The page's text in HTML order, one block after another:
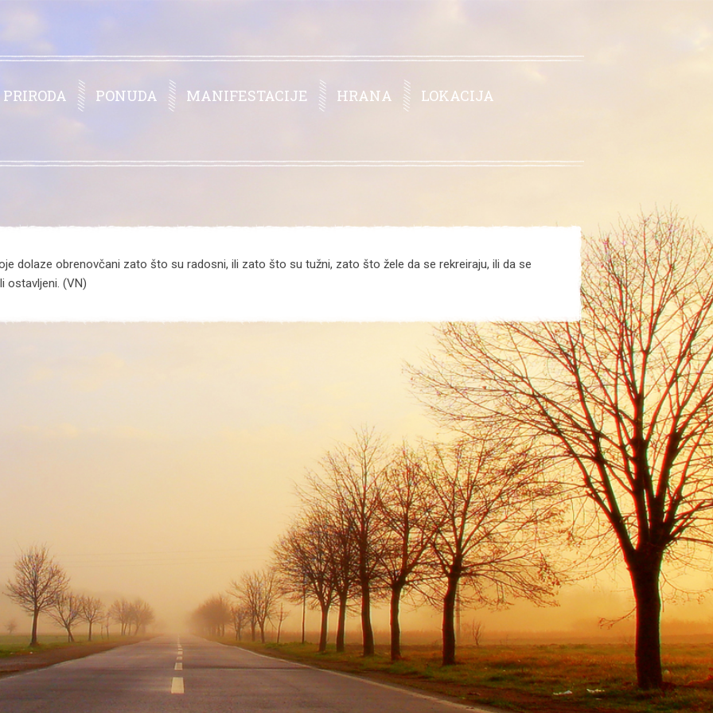
PRIRODA PONUDA MANIFESTACIJE HRANA LOKACIJA
dolaze obrenovčani zato što su radosni, ili zato što su tužni, zato što žele da se rekreiraju, ili da se
ostavljeni. (VN)